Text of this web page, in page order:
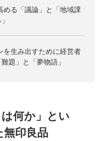
める「議論」と「地域課
を生み出すために経営者
題」と「夢物語」
は何か」とい
印良品